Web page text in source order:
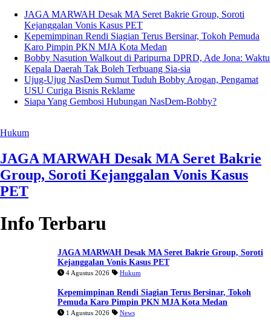
JAGA MARWAH Desak MA Seret Bakrie Group, Soroti
Kejanggalan Vonis Kasus PET
Kepemimpinan Rendi Siagian Terus Bersinar, Tokoh Pemuda
Karo Pimpin PKN MJA Kota Medan
Bobby Nasution Walkout di Paripurna DPRD, Ade Jona: Waktu
Kepala Daerah Tak Boleh Terbuang Sia-sia
Ujug-Ujug NasDem Sumut Tuduh Bobby Arogan, Pengamat
USU Curiga Bisnis Reklame
Siapa Yang Gembosi Hubungan NasDem-Bobby?
Hukum
JAGA MARWAH Desak MA Seret Bakrie
Group, Soroti Kejanggalan Vonis Kasus
PET
Info Terbaru
JAGA MARWAH Desak MA Seret Bakrie Group, Soroti
Kejanggalan Vonis Kasus PET
4 Agustus 2026 Hukum
Kepemimpinan Rendi Siagian Terus Bersinar, Tokoh
Pemuda Karo Pimpin PKN MJA Kota Medan
1 Agustus 2026 News